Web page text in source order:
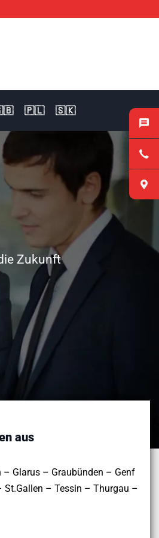
🇵🇱 🇸🇰
Zukunft
aus
Glarus – Graubünden – Genf
– Tessin – Thurgau –